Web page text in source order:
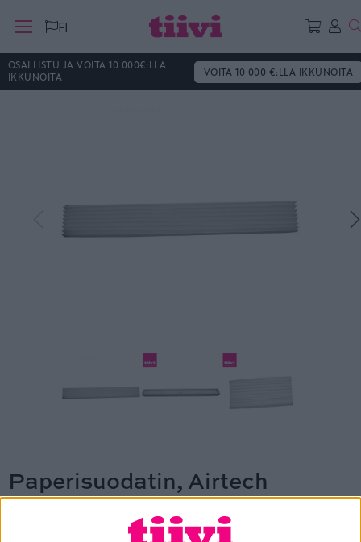
FI
OSALLISTU JA VOITA 10 000€:LLA
IKKUNOITA
VOITA 10 000 €:LLA IKKUNOITA
Paperisuodatin, Airtech